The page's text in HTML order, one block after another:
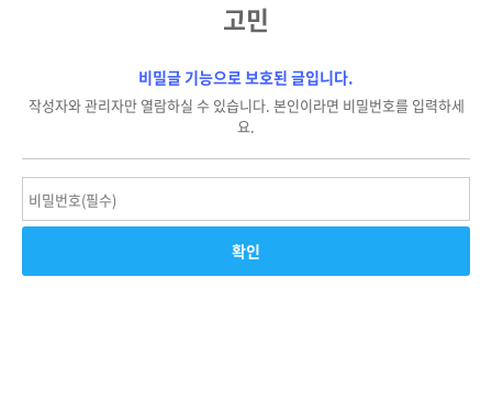
고민
비밀글 기능으로 보호된 글입니다.
작성자와 관리자만 열람하실 수 있습니다. 본인이라면 비밀번호를 입력하세
요.